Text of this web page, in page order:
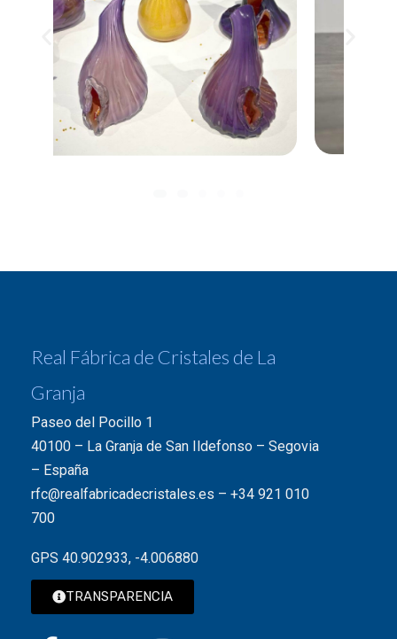
Real Fábrica de Cristales de La
Granja
Paseo del Pocillo 1
40100 – La Granja de San Ildefonso – Segovia
– España
rfc@realfabricadecristales.es – +34 921 010
700
GPS 40.902933, -4.006880
TRANSPARENCIA